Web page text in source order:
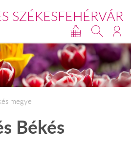
SZÉKESFEHÉRVÁR
megye
Békés